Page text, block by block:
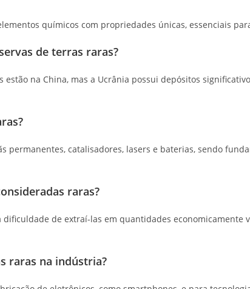
químicos com propriedades únicas, essenciais
de terras raras?
na China, mas a Ucrânia possui depósitos
permanentes, catalisadores, lasers e baterias, sendo
raras?
dificuldade de extraí-las em quantidades economicamente
raras na indústria?